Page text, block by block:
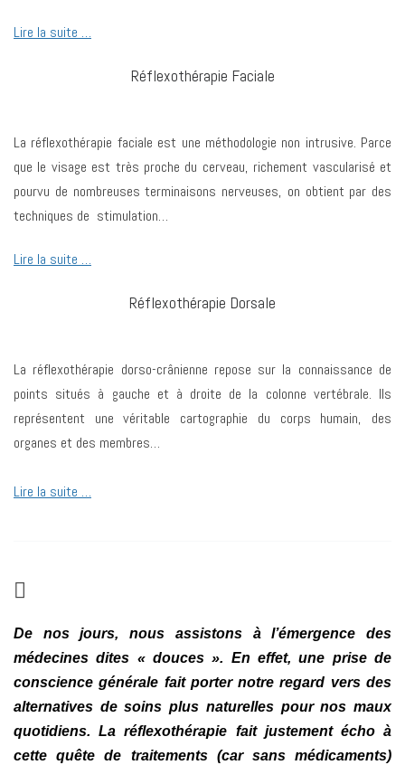
Lire la suite …
Réflexothérapie Faciale
La réflexothérapie faciale est une méthodologie non intrusive. Parce
que le visage est très proche du cerveau, richement vascularisé et
pourvu de nombreuses terminaisons nerveuses, on obtient par des
techniques de stimulation…
Lire la suite …
Réflexothérapie Dorsale
La réflexothérapie dorso-crânienne repose sur la connaissance de
points situés à gauche et à droite de la colonne vertébrale. Ils
représentent une véritable cartographie du corps humain, des
organes et des membres…
Lire la suite …
De nos jours, nous assistons à l’émergence des
médecines dites « douces ». En effet, une prise de
conscience générale fait porter notre regard vers des
alternatives de soins plus naturelles pour nos maux
quotidiens. La réflexothérapie fait justement écho à
cette quête de traitements (car sans médicaments)